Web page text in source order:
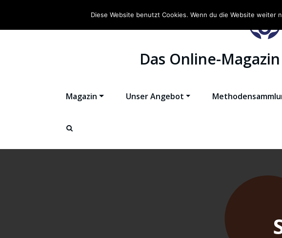
Das Online-
Magazin Unser Angebot
Diese Website benutzt Cookies. Wenn du die Website weiter